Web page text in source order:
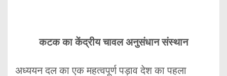
कटक का केंद्रीय चावल अनुसंधान संस्थान
अध्ययन दल का एक महत्वपूर्ण पड़ाव देश का पहला